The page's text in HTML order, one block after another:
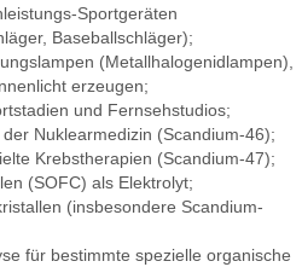
Sportgeräten
Baseballschläger);
(Metallhalogenidlampen),
erzeugen;
und Fernsehstudios;
Nuklearmedizin (Scandium-46);
Krebstherapien (Scandium-47);
(SOFC) als Elektrolyt;
(insbesondere Scandium-
für bestimmte spezielle organische